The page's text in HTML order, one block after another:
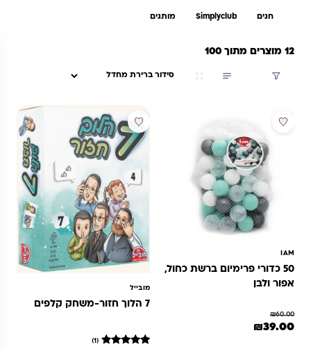
חגים Simplyclub מותגים
סינון
50 כדורי פרימיום ברשת כחול,
אפור ולבן
₪60.00
המחיר המקורי היה: ₪60.00.
₪39.00 המחיר הנוכחי הוא: ₪39.00.
מבצע
מובייל
(1)